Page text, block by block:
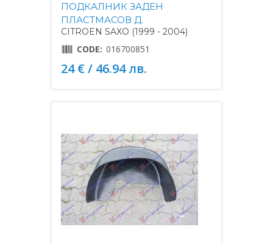
ПОДКАЛНИК ЗАДЕН
ПЛАСТМАСОВ Д.
CITROEN SAXO (1999 - 2004)
CODE: 016700851
24 € / 46.94 лв.